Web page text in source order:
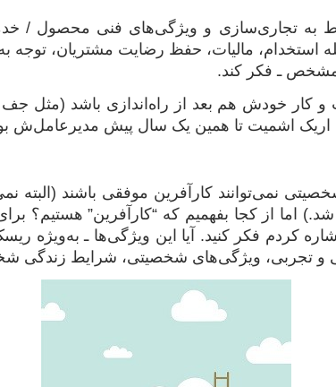
به تجاری‌سازی و ویژگی‌های فنی محصول /
استخدام، مالیات، حفظ رضایت مشتریان، توجه
ـ فکر کند.
و کار خودش هم بعد از راه‌اندازی باشد (مثل
اریک اشمیت تا همین یک سال پیش مدیرعامل‌ش
نمی‌توانند کارآفرین موفقی باشند
اما از کجا بفهمیم که “کارآفرین‌” هستیم؟
کردم فکر کنید. آیا این ویژگی‌ها ـ به‌ویژه
و تجربی، ویژگی‌های شخصیتی، شرایط زندگی